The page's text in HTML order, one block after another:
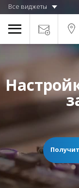
Все виджеты